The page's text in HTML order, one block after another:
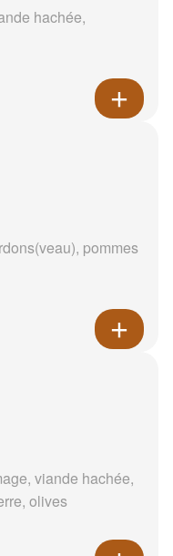
hachée,
pommes
viande hachée,
olives